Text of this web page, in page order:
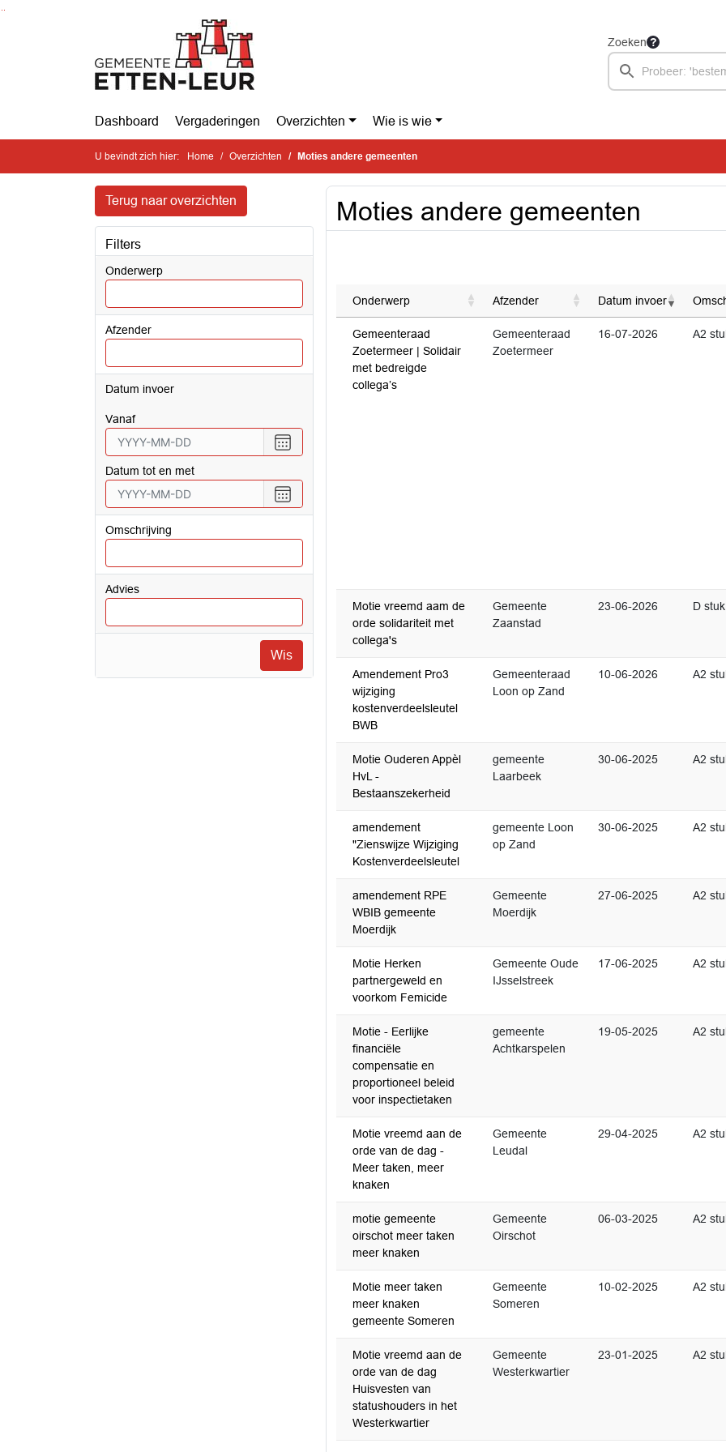
Ga naar de inhoud van deze pagina
Zoeken
Dashboard Vergaderingen Overzichten Wie is wie
U bevindt zich hier: Home Overzichten Moties andere gemeenten
Terug naar overzichten
Filters
Onderwerp
Afzender
Datum invoer
vanaf
Choose
date
Datum tot en met
Choose
date
Omschrijving
Advies
Wis
Moties andere gemeenten
Onderwerp Afzender Datum invoer
Gemeenteraad
Zoetermeer | Solidair
met bedreigde
collega’s
Gemeenteraad
Zoetermeer
16-07-2026 A2
Motie vreemd aam de
orde solidariteit met
collega's
Gemeente
Zaanstad
23-06-2026 D stuk
Amendement Pro3
wijziging
kostenverdeelsleutel
BWB
Gemeenteraad
Loon op Zand
10-06-2026 A2
Motie Ouderen Appèl
HvL -
Bestaanszekerheid
gemeente
Laarbeek
30-06-2025 A2
amendement
"Zienswijze Wijziging
Kostenverdeelsleutel
gemeente Loon
op Zand
30-06-2025 A2
amendement RPE
WBIB gemeente
Moerdijk
Gemeente
Moerdijk
27-06-2025 A2
Motie Herken
partnergeweld en
voorkom Femicide
Gemeente Oude
IJsselstreek
17-06-2025 A2
Motie - Eerlijke
financiële
compensatie en
proportioneel beleid
voor inspectietaken
gemeente
Achtkarspelen
19-05-2025 A2
Motie vreemd aan de
orde van de dag -
Meer taken, meer
knaken
Gemeente
Leudal
29-04-2025 A2
motie gemeente
oirschot meer taken
meer knaken
Gemeente
Oirschot
06-03-2025 A2
Motie meer taken
meer knaken
gemeente Someren
Gemeente
Someren
10-02-2025 A2
Motie vreemd aan de
orde van de dag
Huisvesten van
statushouders in het
Westerkwartier
Gemeente
Westerkwartier
23-01-2025 A2